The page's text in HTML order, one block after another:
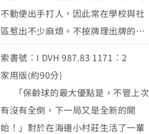
不動便出手打人，因此常在學校與社
區惹出不少麻煩。不按牌理出牌的班
導師兼鄰居-東株，在生活中看似常常
針對菀得，實際上是想將他導向正
途，後來東株發現菀得的運動天賦，
並引導他開始學習拳術，最終他也成
為改變菀得一生的貴人……。
索書號：I DVH 987.83 1171：2
家用版(約90分)
「保齡球的最大優點是，不管上次
有沒有全倒，下一局又是全新的開
始！」對於在海邊小村莊生活了一輩